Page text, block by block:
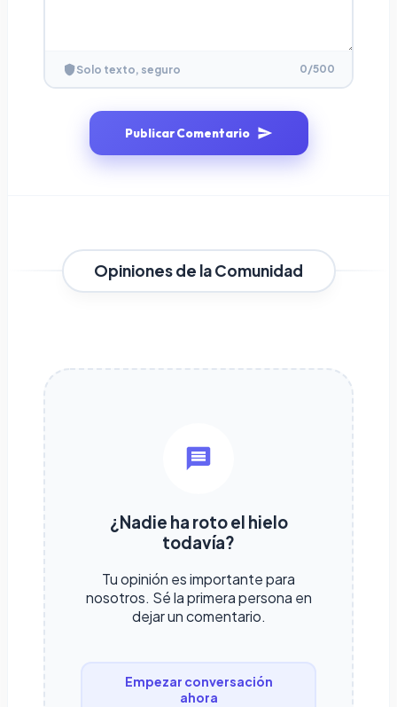
Solo texto, seguro 0/500
Publicar Comentario
Opiniones de la Comunidad
¿Nadie ha roto el hielo
todavía?
Tu opinión es importante para
nosotros. Sé la primera persona en
dejar un comentario.
Empezar conversación
ahora